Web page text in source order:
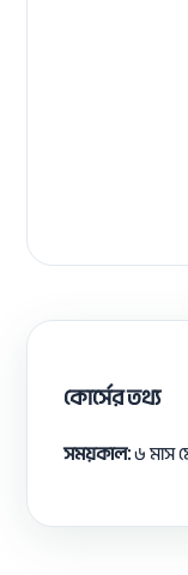
কোর্সের তথ্য
সময়কাল:৬ মাস